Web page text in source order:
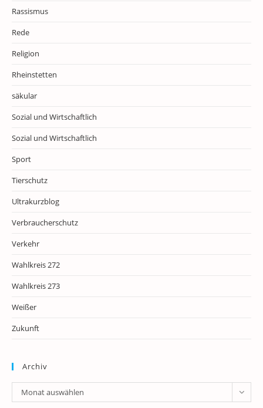
Rassismus
Rede
Religion
Rheinstetten
säkular
Sozial und Wirtschaftlich
Sozial und Wirtschaftlich
Sport
Tierschutz
Ultrakurzblog
Verbraucherschutz
Verkehr
Wahlkreis 272
Wahlkreis 273
Weißer
Zukunft
Archiv
Archiv
Monat auswählen